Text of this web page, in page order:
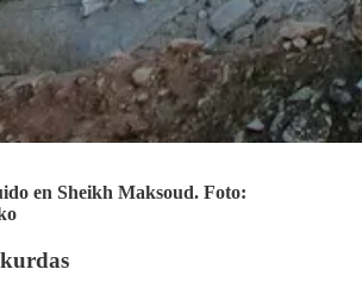
en Sheikh Maksoud. Foto: